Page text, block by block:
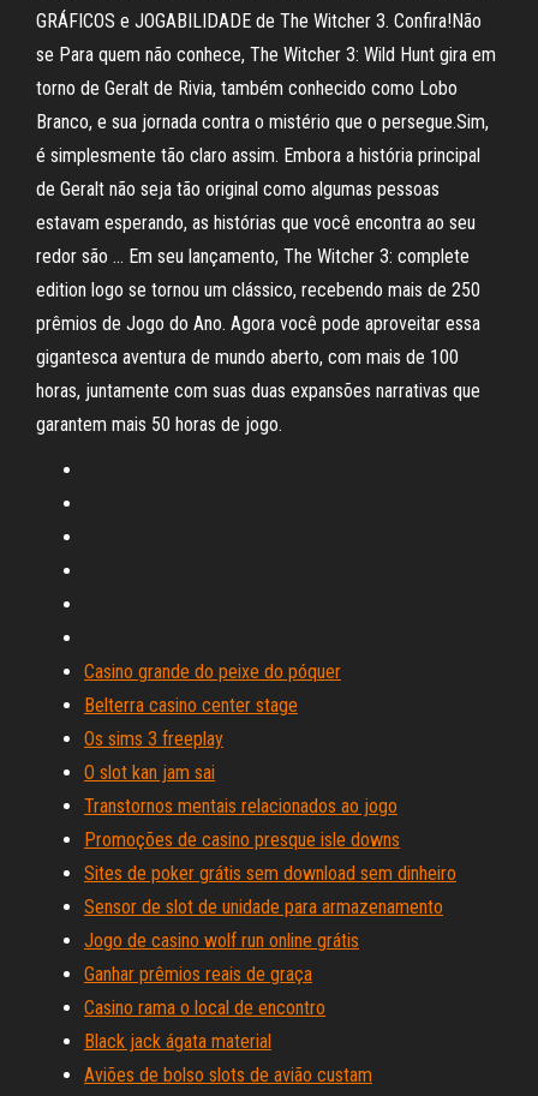
GRÁFICOS e JOGABILIDADE de The Witcher 3. Confira!Não
se Para quem não conhece, The Witcher 3: Wild Hunt gira em
torno de Geralt de Rivia, também conhecido como Lobo
Branco, e sua jornada contra o mistério que o persegue.Sim,
é simplesmente tão claro assim. Embora a história principal
de Geralt não seja tão original como algumas pessoas
estavam esperando, as histórias que você encontra ao seu
redor são … Em seu lançamento, The Witcher 3: complete
edition logo se tornou um clássico, recebendo mais de 250
prêmios de Jogo do Ano. Agora você pode aproveitar essa
gigantesca aventura de mundo aberto, com mais de 100
horas, juntamente com suas duas expansões narrativas que
garantem mais 50 horas de jogo.
Casino grande do peixe do póquer
Belterra casino center stage
Os sims 3 freeplay
O slot kan jam sai
Transtornos mentais relacionados ao jogo
Promoções de casino presque isle downs
Sites de poker grátis sem download sem dinheiro
Sensor de slot de unidade para armazenamento
Jogo de casino wolf run online grátis
Ganhar prêmios reais de graça
Casino rama o local de encontro
Black jack ágata material
Aviões de bolso slots de avião custam